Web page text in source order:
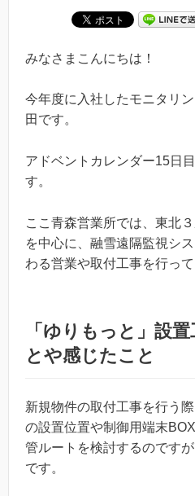
みなさまこんにちは！
今年度に入社したモニタリ
田です。
アドベントカレンダー15日
す。
ここ青森営業所では、東北
を中心に、融雪遠隔監視シ
わる営業や取付工事を行って
「ゆりもっと」設
とや感じたこと
新規物件の取付工事を行う
の設置位置や制御用端末
管ルートを検討するのです
です。